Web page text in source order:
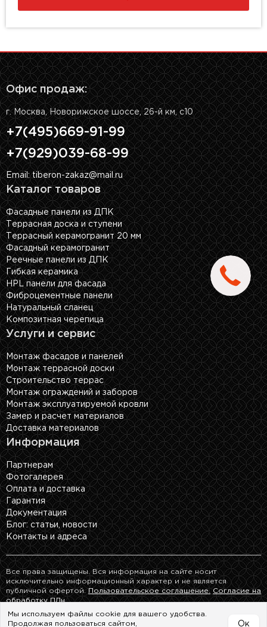
Офис продаж:
г. Москва, Новорижское шоссе, 26-й км, с10
+7(495)669-91-99
+7(929)039-68-99
Email: tiberon-zakaz@mail.ru
Каталог товаров
Фасадные панели из ДПК
Террасная доска и ступени
Террасный керамогранит 20 мм
Фасадный керамогранит
Реечные панели из ДПК
Гибкая керамика
HPL панели для фасада
Фиброцементные панели
Натуральный сланец
Композитная черепица
Услуги и сервис
Монтаж фасадов и панелей
Монтаж террасной доски
Строительство террас
Монтаж ограждений и заборов
Монтаж эксплуатируемой кровли
Замер и расчет материалов
Доставка материалов
Информация
Партнерам
Фотогалерея
Оплата и доставка
Гарантия
Документация
Блог: cтатьи, новости
Контакты и адреса
Все права защищены. Вся информация на сайте носит
исключительно информационный характер и не является
публичной офертой.Пользовательское соглашение.
Согласие на
обработку ПДн.
Мы используем файлы cookie для вашего удобства.
Продолжая пользоваться сайтом,
Ок